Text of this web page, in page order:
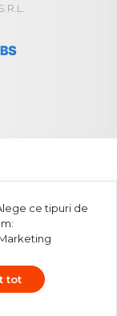
ce tipuri de
tot